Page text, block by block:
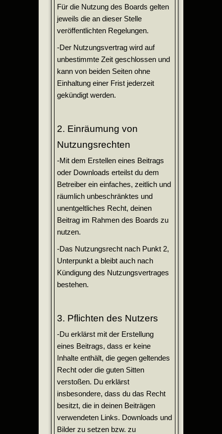
Für die Nutzung des Boards gelten
jeweils die an dieser Stelle
veröffentlichten Regelungen.
-Der Nutzungsvertrag wird auf
unbestimmte Zeit geschlossen und
kann von beiden Seiten ohne
Einhaltung einer Frist jederzeit
gekündigt werden.
2. Einräumung von
Nutzungsrechten
-Mit dem Erstellen eines Beitrags
oder Downloads erteilst du dem
Betreiber ein einfaches, zeitlich und
räumlich unbeschränktes und
unentgeltliches Recht, deinen
Beitrag im Rahmen des Boards zu
nutzen.
-Das Nutzungsrecht nach Punkt 2,
Unterpunkt a bleibt auch nach
Kündigung des Nutzungsvertrages
bestehen.
3. Pflichten des Nutzers
-Du erklärst mit der Erstellung
eines Beitrags, dass er keine
Inhalte enthält, die gegen geltendes
Recht oder die guten Sitten
verstoßen. Du erklärst
insbesondere, dass du das Recht
besitzt, die in deinen Beiträgen
verwendeten Links. Downloads und
Bilder zu setzen bzw. zu